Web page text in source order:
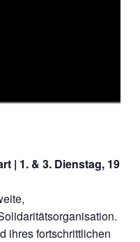
| 1. & 3. Dienstag, 19
ihres fortschrittlichen